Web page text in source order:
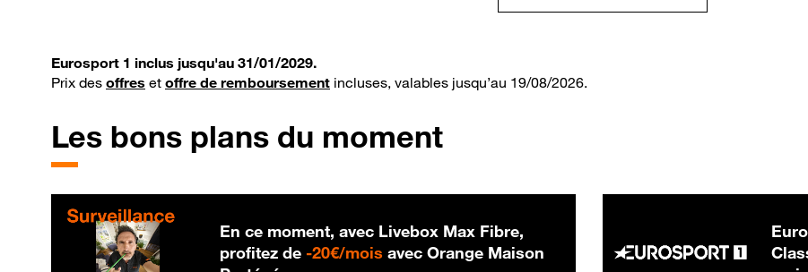
Eurosport 1 inclus jusqu'au 31/01/2029.
Prix des offres et offre de remboursement incluses, valables jusqu’au 19/08/2026.
Les bons plans du moment
En ce moment, avec Livebox Max Fibre,
profitez de -20€/mois 20 € par mois
avec Orange Maison